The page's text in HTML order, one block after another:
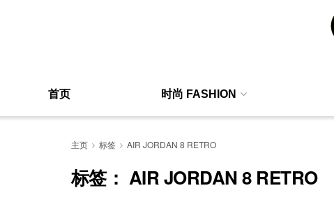
首页 时尚 FASHION
主页 标签 AIR JORDAN 8 RETRO
标签： AIR JORDAN 8 RETRO